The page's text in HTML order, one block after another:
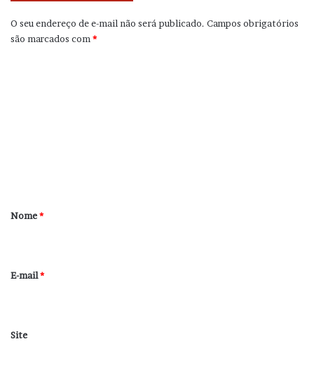
O seu endereço de e-mail não será publicado. Campos obrigatórios
são marcados com*
r
*
Nome*
E-mail*
Site